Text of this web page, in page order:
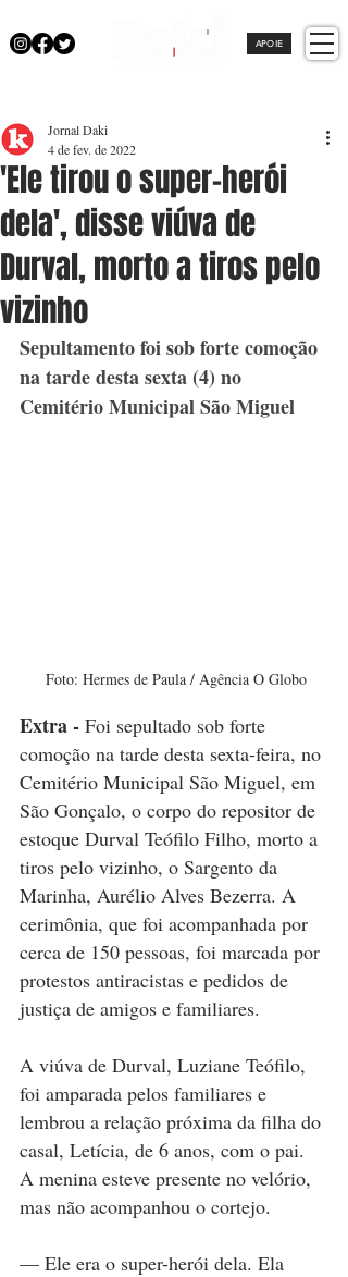
APOIE
'Ele tirou o super-herói
dela', disse viúva de
Durval, morto a tiros pelo
vizinho
Jornal Daki
4 de fev. de 2022
Sepultamento foi sob forte comoção
na tarde desta sexta (4) no
Cemitério Municipal São Miguel
Foto: Hermes de Paula / Agência O Globo
Extra - Foi sepultado sob forte
comoção na tarde desta sexta-feira, no
Cemitério Municipal São Miguel, em
São Gonçalo, o corpo do repositor de
estoque Durval Teófilo Filho, morto a
tiros pelo vizinho, o Sargento da
Marinha, Aurélio Alves Bezerra. A
cerimônia, que foi acompanhada por
cerca de 150 pessoas, foi marcada por
protestos antiracistas e pedidos de
justiça de amigos e familiares.
A viúva de Durval, Luziane Teófilo,
foi amparada pelos familiares e
lembrou a relação próxima da filha do
casal, Letícia, de 6 anos, com o pai.
A menina esteve presente no velório,
mas não acompanhou o cortejo.
— Ele era o super-herói dela. Ela